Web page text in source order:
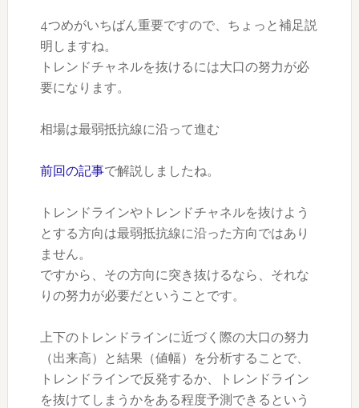
4つめがいちばん重要ですので、ちょっと補足説
明しますね。
トレンドチャネルを抜けるには大口の努力が必
要になります。
相場は最弱抵抗線に沿って進む
前回の記事で解説しましたね。
トレンドラインやトレンドチャネルを抜けよう
とする方向は最弱抵抗線に沿った方向ではあり
ません。
ですから、その方向に突き抜けるなら、それな
りの努力が必要だということです。
上下のトレンドラインに近づく際の大口の努力
（出来高）と結果（値幅）を分析することで、
トレンドラインで反発するか、トレンドライン
を抜けてしまうかをある程度予測できるという